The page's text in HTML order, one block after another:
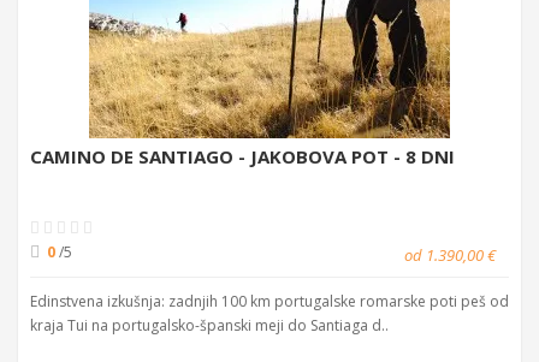
CAMINO DE SANTIAGO - JAKOBOVA POT - 8 DNI
0/5 od 1.390,00 €
Edinstvena izkušnja: zadnjih 100 km portugalske romarske poti peš od
kraja Tui na portugalsko-španski meji do Santiaga d..